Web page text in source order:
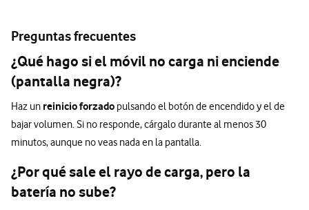
Preguntas frecuentes
¿Qué hago si el móvil no carga ni enciende
(pantalla negra)?
Haz un reinicio forzado pulsando el botón de encendido y el de
bajar volumen. Si no responde, cárgalo durante al menos 30
minutos, aunque no veas nada en la pantalla.
¿Por qué sale el rayo de carga, pero la
batería no sube?